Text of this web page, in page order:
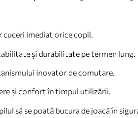
cuceri imediat orice copil.
și durabilitate pe termen lung.
inovator de comutare.
și confort în timpul utilizării.
să se poată bucura de joacă în